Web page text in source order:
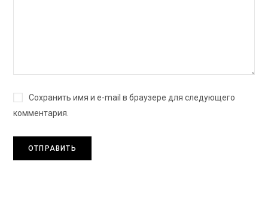
Сохранить имя и e-mail в браузере для следующего
комментария.